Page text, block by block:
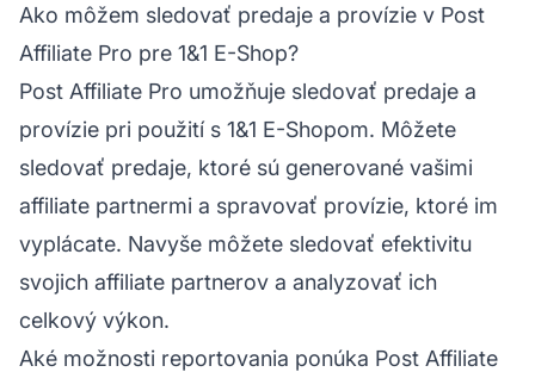
Ako môžem sledovať predaje a provízie v Post
Affiliate Pro pre 1&1 E-Shop?
Post Affiliate Pro umožňuje sledovať predaje a
provízie pri použití s 1&1 E-Shopom. Môžete
sledovať predaje, ktoré sú generované vašimi
affiliate partnermi a spravovať provízie, ktoré im
vyplácate. Navyše môžete sledovať efektivitu
svojich affiliate partnerov a analyzovať ich
celkový výkon.
Aké možnosti reportovania ponúka Post Affiliate